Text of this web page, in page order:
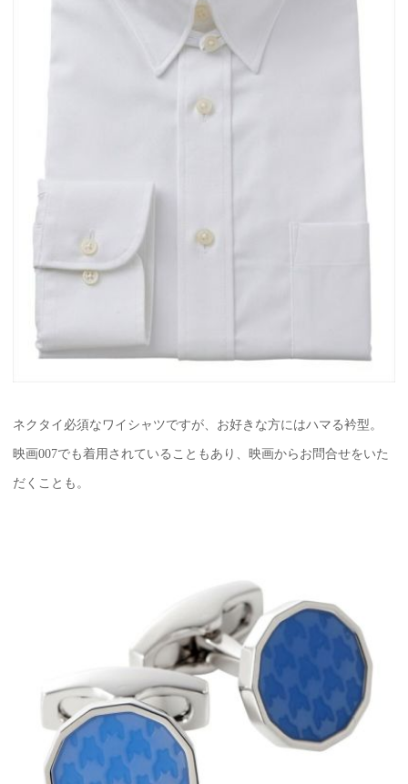
ネクタイ必須なワイシャツですが、お好きな方にはハマる衿型。
映画007でも着用されていることもあり、映画からお問合せをいた
だくことも。